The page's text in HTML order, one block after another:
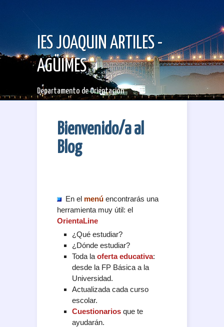
IES JOAQUIN ARTILES -
AGÜIMES
Departamento de Orientación
Bienvenido/a al
Blog
En el menú encontrarás una
herramienta muy útil: el
OrientaLine
¿Qué estudiar?
¿Dónde estudiar?
Toda la oferta educativa:
desde la FP Básica a la
Universidad.
Actualizada cada curso
escolar.
Cuestionarios que te
ayudarán.